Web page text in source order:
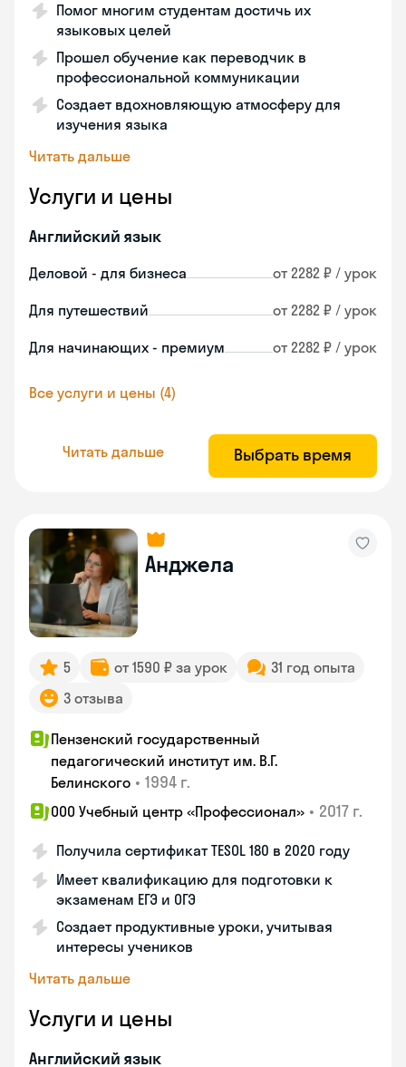
Помог многим студентам достичь их
языковых целей
Прошел обучение как переводчик в
профессиональной коммуникации
Создает вдохновляющую атмосферу для
изучения языка
Читать дальше
Услуги и цены
Английский язык
Деловой - для бизнеса от 2282 ₽ / урок
Для путешествий от 2282 ₽ / урок
Для начинающих - премиум от 2282 ₽ / урок
Все услуги и цены (4)
Читать дальше Выбрать время
Анджела
5 от 1590 ₽ за урок
31 год опыта
3 отзыва
Пензенский государственный
педагогический институт им. В.Г.
Белинского • 1994 г.
ООО Учебный центр «Профессионал» • 2017 г.
Получила сертификат TESOL 180 в 2020 году
Имеет квалификацию для подготовки к
экзаменам ЕГЭ и ОГЭ
Создает продуктивные уроки, учитывая
интересы учеников
Читать дальше
Услуги и цены
Английский язык